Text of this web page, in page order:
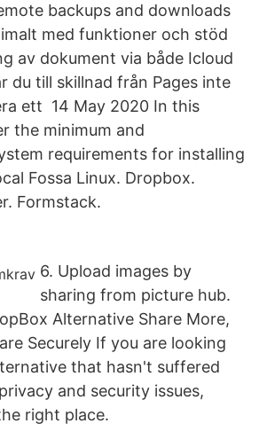
backups and downloads
med funktioner och stöd
av dokument via både Icloud
du till skillnad från Pages inte
ett 14 May 2020 In this
the minimum and
requirements for installing
Fossa Linux. Dropbox.
Formstack.
6. Upload images by
sharing from picture hub.
Alternative Share More,
Securely If you are looking
that hasn't suffered
and security issues,
right place.